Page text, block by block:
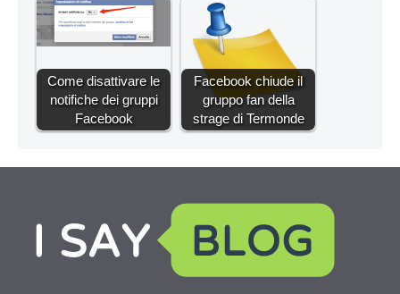
Come disattivare le
notifiche dei gruppi
Facebook
Facebook chiude il
gruppo fan della
strage di Termonde